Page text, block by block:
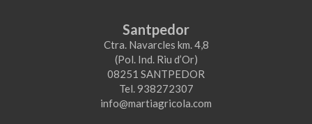
Santpedor
Ctra. Navarcles km. 4,8
(Pol. Ind. Riu d’Or)
08251 SANTPEDOR
Tel. 938272307
info@martiagricola.com